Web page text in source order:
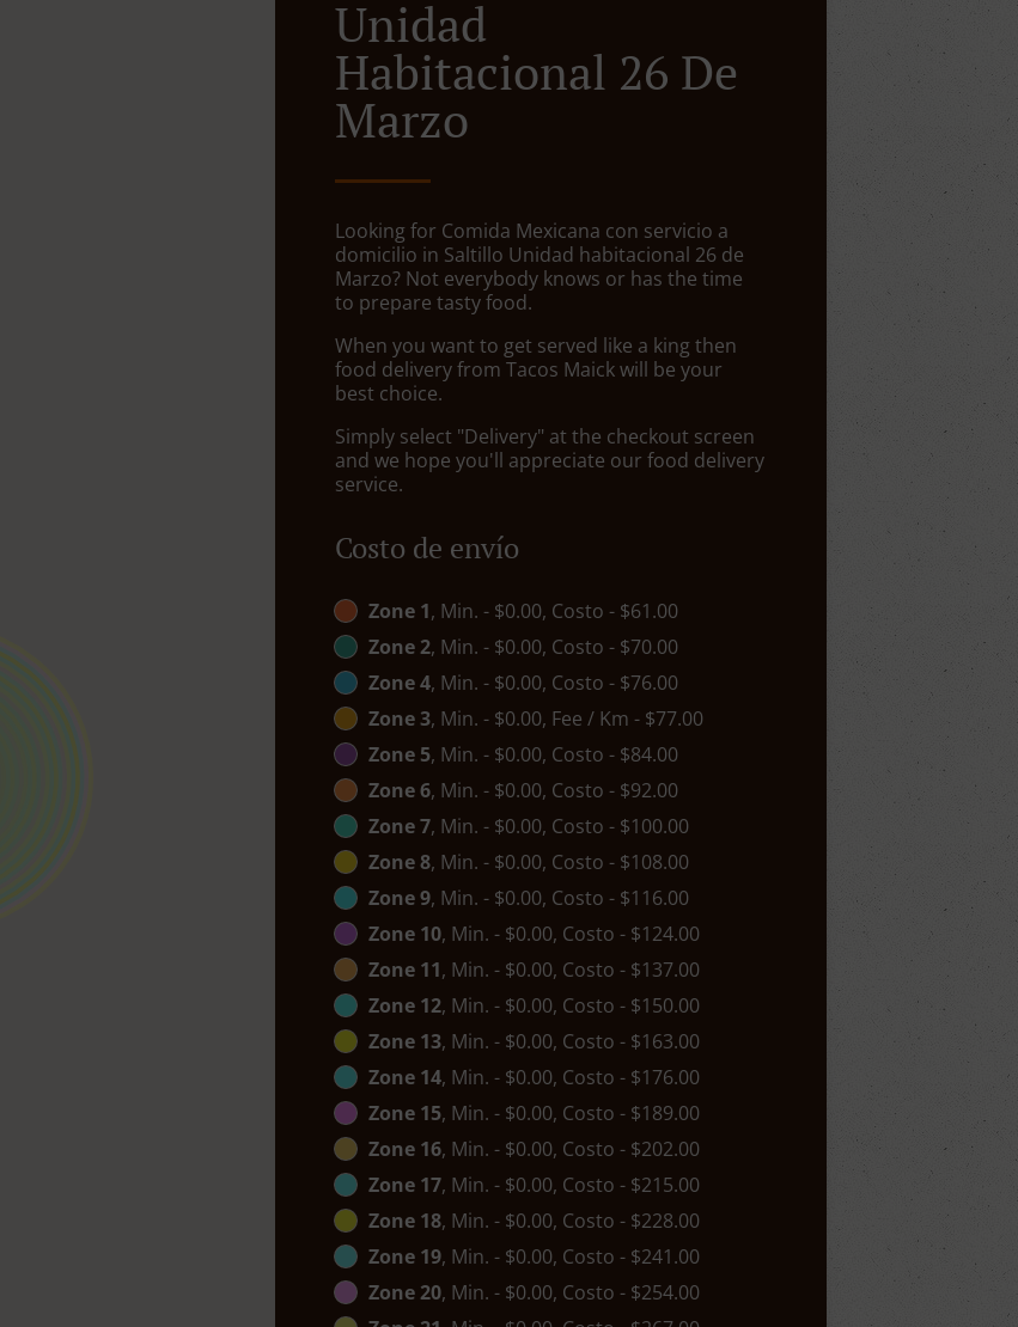
Unidad
Habitacional 26 De
Marzo
Looking for Comida Mexicana con servicio a
domicilio in Saltillo Unidad habitacional 26 de
Marzo? Not everybody knows or has the time
to prepare tasty food.
When you want to get served like a king then
food delivery from Tacos Maick will be your
best choice.
Simply select "Delivery" at the checkout screen
and we hope you'll appreciate our food delivery
service.
Costo de envío
Zone 1, Min. - $0.00, Costo - $61.00
Zone 2, Min. - $0.00, Costo - $70.00
Zone 4, Min. - $0.00, Costo - $76.00
Zone 3, Min. - $0.00, Fee / Km - $77.00
Zone 5, Min. - $0.00, Costo - $84.00
Zone 6, Min. - $0.00, Costo - $92.00
Zone 7, Min. - $0.00, Costo - $100.00
Zone 8, Min. - $0.00, Costo - $108.00
Zone 9, Min. - $0.00, Costo - $116.00
Zone 10, Min. - $0.00, Costo - $124.00
Zone 11, Min. - $0.00, Costo - $137.00
Zone 12, Min. - $0.00, Costo - $150.00
Zone 13, Min. - $0.00, Costo - $163.00
Zone 14, Min. - $0.00, Costo - $176.00
Zone 15, Min. - $0.00, Costo - $189.00
Zone 16, Min. - $0.00, Costo - $202.00
Zone 17, Min. - $0.00, Costo - $215.00
Zone 18, Min. - $0.00, Costo - $228.00
Zone 19, Min. - $0.00, Costo - $241.00
Zone 20, Min. - $0.00, Costo - $254.00